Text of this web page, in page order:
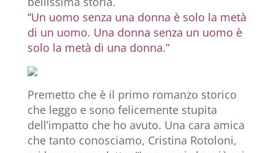
“Un uomo senza una donna è solo la metà
di un uomo. Una donna senza un uomo è
solo la metà di una donna.”
Premetto che è il primo romanzo storico
che leggo e sono felicemente stupita
dell’impatto che ho avuto. Una cara amica
che tanto conosciamo, Cristina Rotoloni,